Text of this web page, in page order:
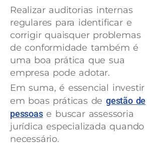
Realizar auditorias internas
regulares para identificar e
corrigir quaisquer problemas
de conformidade também é
uma boa prática que sua
empresa pode adotar.
Em suma, é essencial investir
em boas práticas degestão de
pessoase buscar assessoria
jurídica especializada quando
necessário.